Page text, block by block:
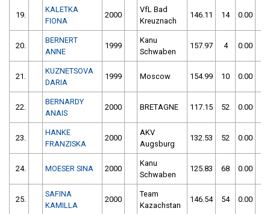
19.
KALETKA
FIONA
2000
VfL Bad
Kreuznach
146.11 14 0.00
20.
BERNERT
ANNE
1999
Kanu
Schwaben
157.97 4 0.00
21.
KUZNETSOVA
DARIA
1999 Moscow 154.99 10 0.00
22.
BERNARDY
ANAIS
2000 BRETAGNE 117.15 52 0.00
23.
HANKE
FRANZISKA
2000
AKV
Augsburg
132.53 52 0.00
24. MOESER SINA 2000
Kanu
Schwaben
125.83 68 0.00
25.
SAFINA
KAMILLA
2000
Team
Kazachstan
146.54 54 0.00